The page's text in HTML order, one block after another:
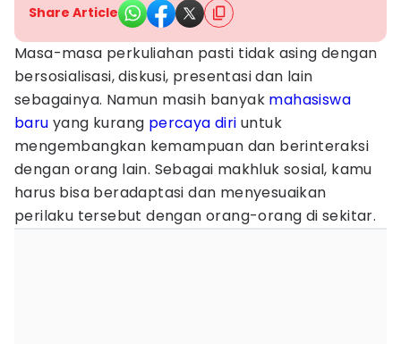
Share Article
Masa-masa perkuliahan pasti tidak asing dengan
bersosialisasi, diskusi, presentasi dan lain
sebagainya. Namun masih banyak mahasiswa
baru yang kurang percaya diri untuk
mengembangkan kemampuan dan berinteraksi
dengan orang lain. Sebagai makhluk sosial, kamu
harus bisa beradaptasi dan menyesuaikan
perilaku tersebut dengan orang-orang di sekitar.